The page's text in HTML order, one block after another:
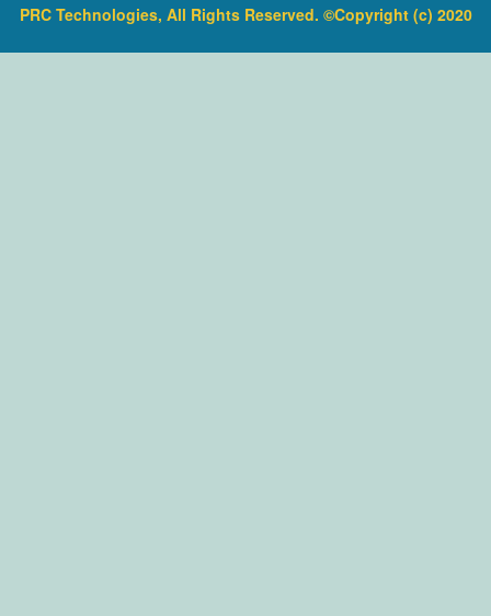
(50°F~86°F)
PRC Technologies, All Rights Reserved. ©Copyright (c) 2020